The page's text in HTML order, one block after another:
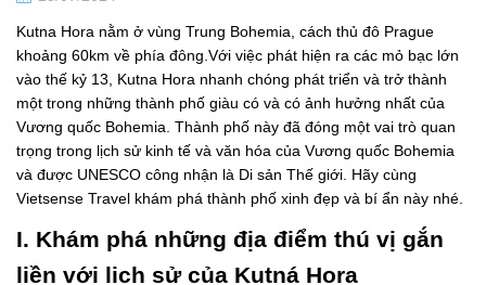
Kutna Hora nằm ở vùng Trung Bohemia, cách thủ đô Prague
khoảng 60km về phía đông.Với việc phát hiện ra các mỏ bạc lớn
vào thế kỷ 13, Kutna Hora nhanh chóng phát triển và trở thành
một trong những thành phố giàu có và có ảnh hưởng nhất của
Vương quốc Bohemia. Thành phố này đã đóng một vai trò quan
trọng trong lịch sử kinh tế và văn hóa của Vương quốc Bohemia
và được UNESCO công nhận là Di sản Thế giới. Hãy cùng
Vietsense Travel khám phá thành phố xinh đẹp và bí ẩn này nhé.
I. Khám phá những địa điểm thú vị gắn
liền với lịch sử của Kutná Hora